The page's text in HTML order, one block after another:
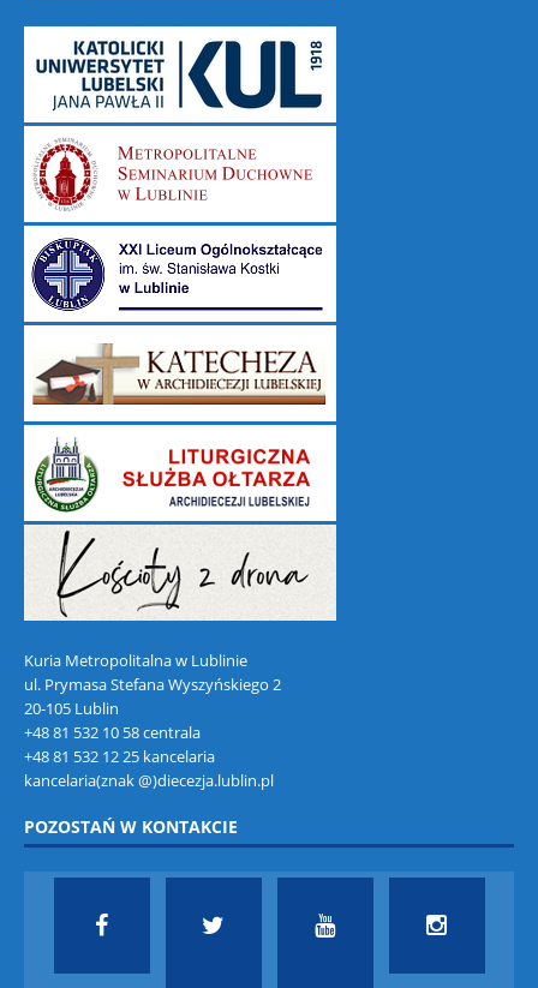
Kuria Metropolitalna w Lublinie
ul. Prymasa Stefana Wyszyńskiego 2
20-105 Lublin
+48 81 532 10 58 centrala
+48 81 532 12 25 kancelaria
kancelaria(znak @)diecezja.lublin.pl
POZOSTAŃ W KONTAKCIE